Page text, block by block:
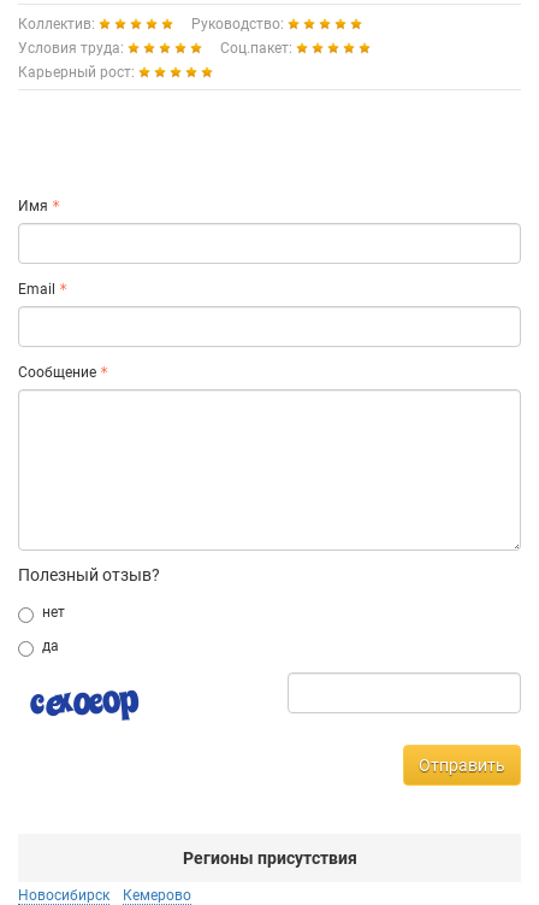
Коллектив:
Руководство:
Условия труда:
Соц.пакет:
Карьерный рост:
Имя
Email
Сообщение
Полезный отзыв?
нет
да
Отправить
Регионы присутствия
Новосибирск Кемерово